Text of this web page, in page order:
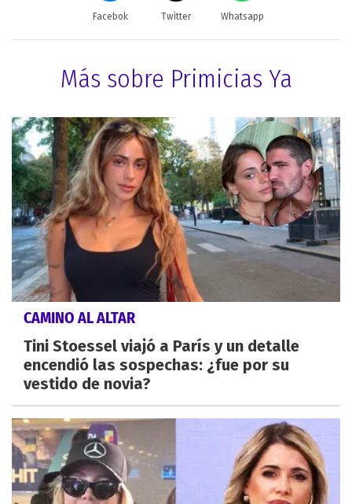
Facebok Twitter Whatsapp
Más sobre Primicias Ya
CAMINO AL ALTAR
Tini Stoessel viajó a París y un detalle
encendió las sospechas: ¿fue por su
vestido de novia?